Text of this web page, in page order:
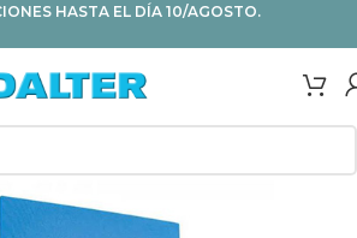
HASTA EL DÍA 10/AGOSTO.